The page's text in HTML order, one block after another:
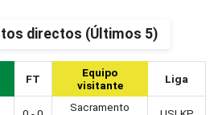
directos (Últimos 5)
FT
Equipo
visitante
Liga
Sacramento